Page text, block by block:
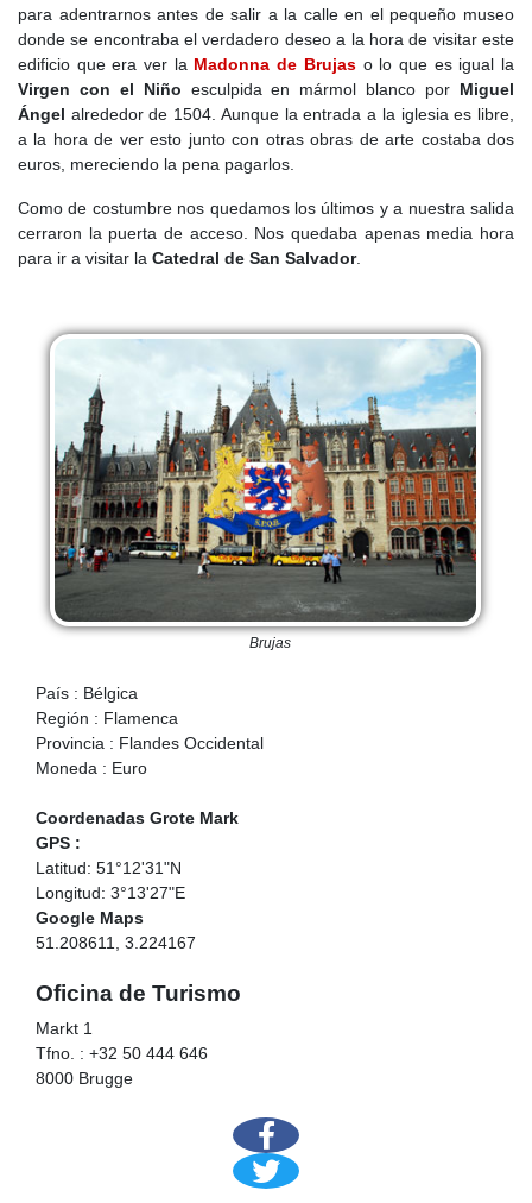
para adentrarnos antes de salir a la calle en el pequeño museo
donde se encontraba el verdadero deseo a la hora de visitar este
edificio que era ver la Madonna de Brujaso lo que es igual la
Virgen con el Niño esculpida en mármol blanco por Miguel
Ángel alrededor de 1504. Aunque la entrada a la iglesia es libre,
a la hora de ver esto junto con otras obras de arte costaba dos
euros, mereciendo la pena pagarlos.
Como de costumbre nos quedamos los últimos y a nuestra salida
cerraron la puerta de acceso. Nos quedaba apenas media hora
para ir a visitar la Catedral de San Salvador.
Brujas
País : Bélgica
Región : Flamenca
Provincia : Flandes Occidental
Moneda : Euro
Coordenadas Grote Mark
GPS :
Latitud: 51°12'31"N
Longitud: 3°13'27"E
Google Maps
51.208611, 3.224167
Oficina de Turismo
Markt 1
Tfno. : +32 50 444 646
8000 Brugge